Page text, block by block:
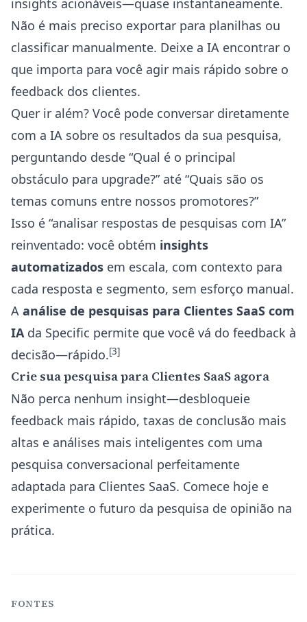
insights acionáveis—quase instantaneamente.
Não é mais preciso exportar para planilhas ou
classificar manualmente. Deixe a IA encontrar o
que importa para você agir mais rápido sobre o
feedback dos clientes.
Quer ir além? Você pode conversar diretamente
com a IA sobre os resultados da sua pesquisa,
perguntando desde “Qual é o principal
obstáculo para upgrade?” até “Quais são os
temas comuns entre nossos promotores?”
Isso é “analisar respostas de pesquisas com IA”
reinventado: você obtém insights
automatizados em escala, com contexto para
cada resposta e segmento, sem esforço manual.
A análise de pesquisas para Clientes SaaS com
IAda Specific permite que você vá do feedback à
decisão—rápido.[3]
Crie sua pesquisa para Clientes SaaS agora
Não perca nenhum insight—desbloqueie
feedback mais rápido, taxas de conclusão mais
altas e análises mais inteligentes com uma
pesquisa conversacional perfeitamente
adaptada para Clientes SaaS. Comece hoje e
experimente o futuro da pesquisa de opinião na
prática.
FONTES